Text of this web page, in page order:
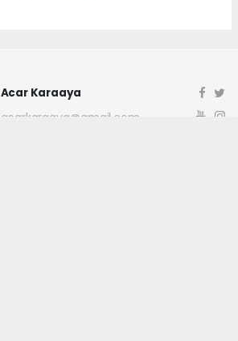
Acar Karaaya
acarkaraaya@gmail.com